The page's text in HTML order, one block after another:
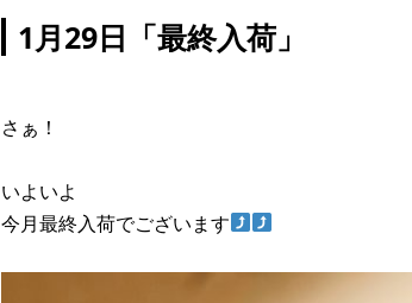
1月29日「最終入荷」
さぁ！
いよいよ
今月最終入荷でございます